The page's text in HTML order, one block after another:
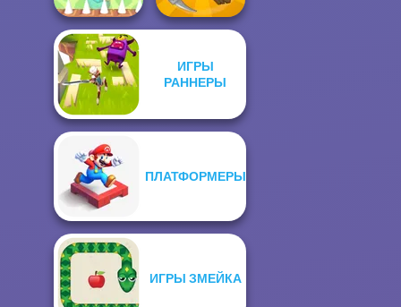
Bouncing Chick
ИГРЫ
РАННЕРЫ
ПЛАТФОРМЕРЫ
ИГРЫ ЗМЕЙКА